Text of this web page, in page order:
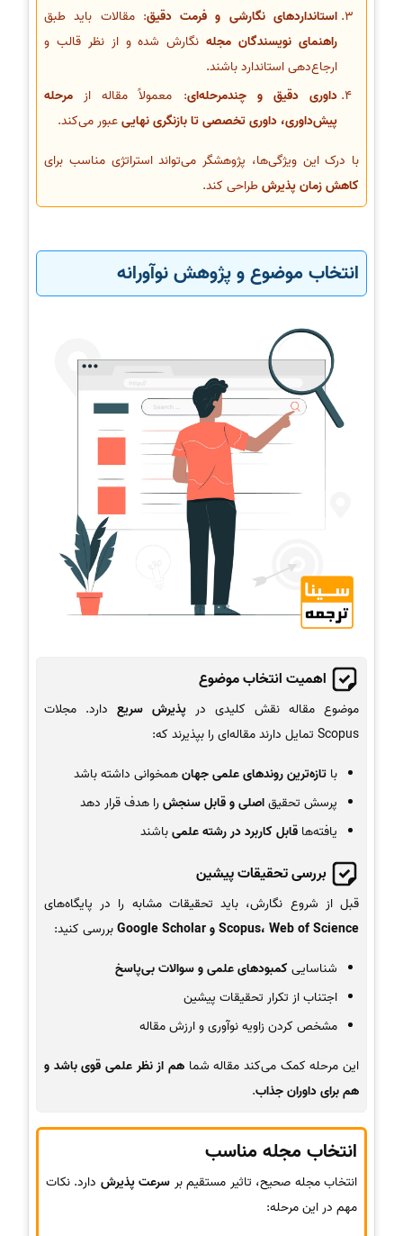
استانداردهای نگارشی و فرمت دقیق: مقالات باید طبق
راهنمای نویسندگان مجلهنگارش شده و از نظر قالب و
ارجاع‌دهی استاندارد باشند.
داوری دقیق و چندمرحله‌ای: معمولاً مقاله از مرحله
پیش‌داوری، داوری تخصصی تا بازنگری نهاییعبور می‌کند.
با درک این ویژگی‌ها، پژوهشگر می‌تواند استراتژی مناسب برای
کاهش زمان پذیرشطراحی کند.
انتخاب موضوع و پژوهش نوآورانه
اهمیت انتخاب موضوع
موضوع مقاله نقش کلیدی در پذیرش سریع دارد. مجلات
Scopus تمایل دارند مقاله‌ای را بپذیرند که:
با تازه‌ترین روندهای علمی جهانهمخوانی داشته باشد
پرسش تحقیقاصلی و قابل سنجشرا هدف قرار دهد
یافته‌ها قابل کاربرد در رشته علمیباشند
بررسی تحقیقات پیشین
قبل از شروع نگارش، باید تحقیقات مشابه را در پایگاه‌های
Scopus، Web of Science و Google Scholar
بررسی کنید:
شناسایی کمبودهای علمی و سوالات بی‌پاسخ
اجتناب از تکرار تحقیقات پیشین
مشخص کردن زاویه نوآوری و ارزش مقاله
این مرحله کمک می‌کند مقاله شما هم از نظر علمی قوی باشد و
هم برای داوران جذاب.
انتخاب مجله مناسب
انتخاب مجله صحیح، تاثیر مستقیم بر سرعت پذیرش دارد. نکات
مهم در این مرحله: